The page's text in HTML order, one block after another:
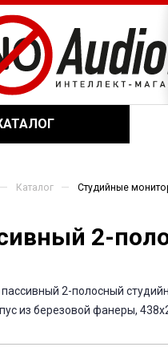
— Каталог — Студийные
2-
2-полосный
из березовой фанеры,